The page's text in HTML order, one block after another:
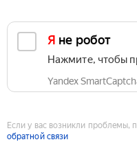
Я не робот
Нажмите, чтобы
Yandex
Если у вас возникли проблемы,
обратной связи